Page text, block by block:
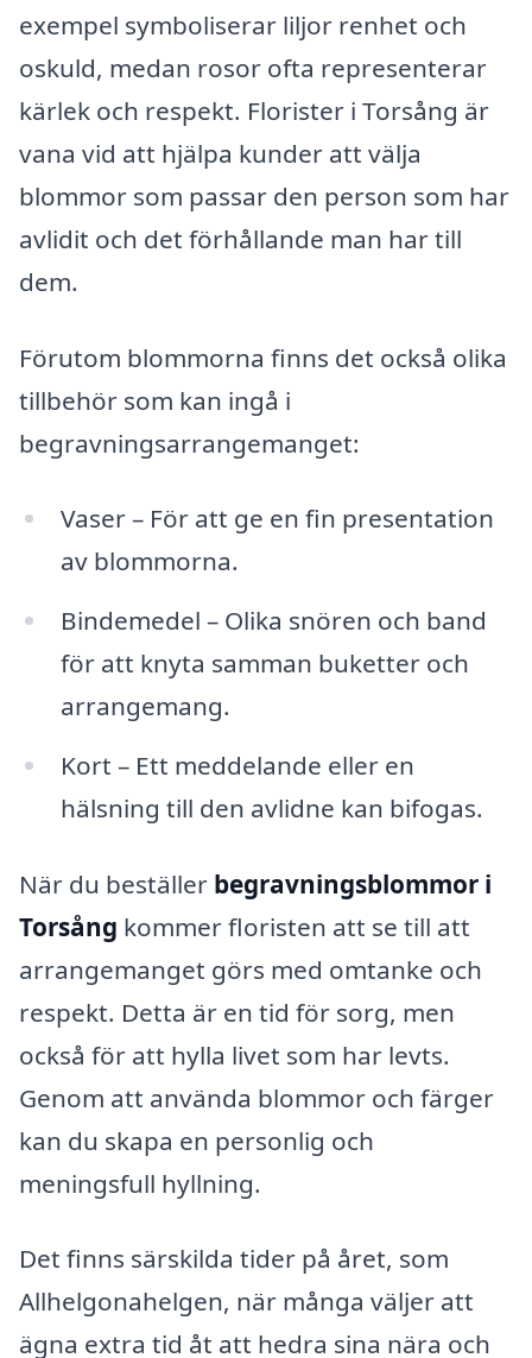
exempel symboliserar liljor renhet och
oskuld, medan rosor ofta representerar
kärlek och respekt. Florister i Torsång är
vana vid att hjälpa kunder att välja
blommor som passar den person som har
avlidit och det förhållande man har till
dem.
Förutom blommorna finns det också olika
tillbehör som kan ingå i
begravningsarrangemanget:
Vaser – För att ge en fin presentation
av blommorna.
Bindemedel – Olika snören och band
för att knyta samman buketter och
arrangemang.
Kort – Ett meddelande eller en
hälsning till den avlidne kan bifogas.
När du beställer begravningsblommor i
Torsång kommer floristen att se till att
arrangemanget görs med omtanke och
respekt. Detta är en tid för sorg, men
också för att hylla livet som har levts.
Genom att använda blommor och färger
kan du skapa en personlig och
meningsfull hyllning.
Det finns särskilda tider på året, som
Allhelgonahelgen, när många väljer att
ägna extra tid åt att hedra sina nära och